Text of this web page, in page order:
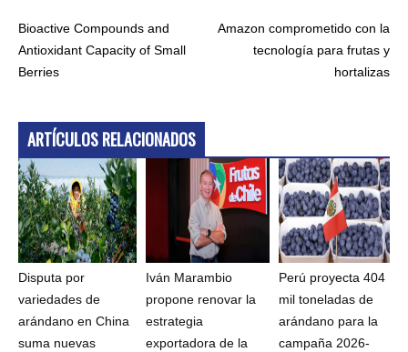
Bioactive Compounds and
Antioxidant Capacity of Small
Berries
Amazon comprometido con la
tecnología para frutas y
hortalizas
ARTÍCULOS RELACIONADOS
Disputa por
variedades de
arándano en China
suma nuevas
Iván Marambio
propone renovar la
estrategia
exportadora de la
Perú proyecta 404
mil toneladas de
arándano para la
campaña 2026-